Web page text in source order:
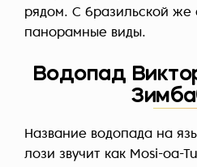
рядом. С бразильской же
панорамные виды.
Водопад
Название водопада на
лози звучит как Mosi-oa-